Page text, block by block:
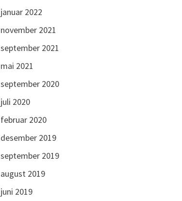
januar 2022
november 2021
september 2021
mai 2021
september 2020
juli 2020
februar 2020
desember 2019
september 2019
august 2019
juni 2019